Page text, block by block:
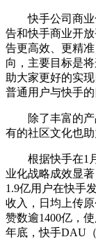
快手公司商业
告和快手商业开
告更高效、更精
向，主要目标是
助大家更好的实
普通用户与快手的
除了丰富的产
有的社区文化也
根据快手在1月
业化战略成效显
1.9亿用户在快手
收入，日均上传
赞数逾1400亿，
年底，快手DAU